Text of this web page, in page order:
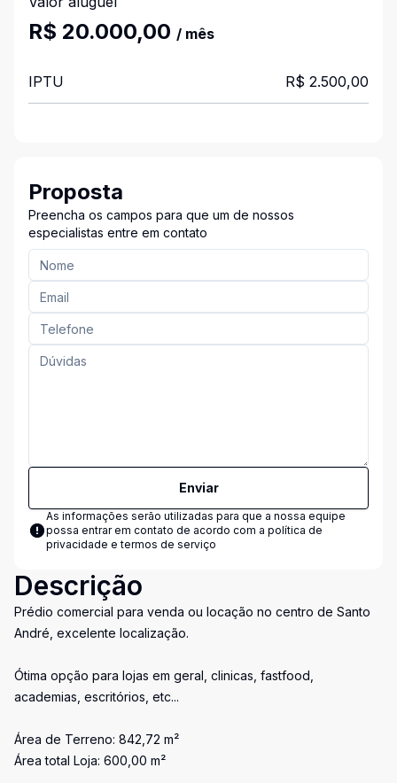
R$ 20.000,00 / mês
IPTU R$ 2.500,00
Proposta
Preencha os campos para que um de nossos
especialistas entre em contato
Enviar
As informações serão utilizadas para que a nossa equipe
possa entrar em contato de acordo com a política de
privacidade e termos de serviço
Descrição
Prédio comercial para venda ou locação no centro de Santo
André, excelente localização.
Ótima opção para lojas em geral, clinicas, fastfood,
academias, escritórios, etc...
Área de Terreno: 842,72 m²
Área total Loja: 600,00 m²